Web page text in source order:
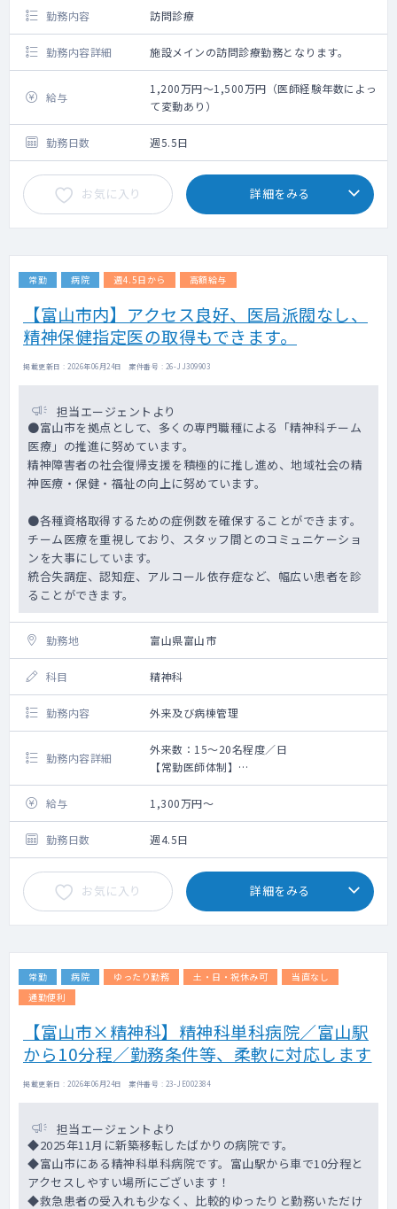
勤務内容 訪問診療
勤務内容詳細 施設メインの訪問診療勤務となります。
給与
1,200万円～1,500万円（医師経験年数によっ
て変動あり）
勤務日数 週5.5日
お気に入り 詳細をみる
常勤 病院 週4.5日から 高額給与
【富山市内】アクセス良好、医局派閥なし、
精神保健指定医の取得もできます。
掲載更新日 : 2026年06月24日 案件番号 : 26-JJ309903
担当エージェントより
●富山市を拠点として、多くの専門職種による「精神科チーム
医療」の推進に努めています。
精神障害者の社会復帰支援を積極的に推し進め、地域社会の精
神医療・保健・福祉の向上に努めています。
●各種資格取得するための症例数を確保することができます。
チーム医療を重視しており、スタッフ間とのコミュニケーショ
ンを大事にしています。
統合失調症、認知症、アルコール依存症など、幅広い患者を診
ることができます。
勤務地 富山県富山市
科目 精神科
勤務内容 外来及び病棟管理
勤務内容詳細
外来数：15～20名程度／日
【常勤医師体制】
10名以上（精神科、内科）
関連大学:富山大学
●外来
精神科外来 15～20名程度
●病棟
病棟管理 15床程度 ※措置入院あり
●当直
月2～4回程度（22,000円／回）
給与 1,300万円～
勤務日数 週4.5日
お気に入り 詳細をみる
常勤 病院 ゆったり勤務 土・日・祝休み可
当直なし
通勤便利
【富山市×精神科】精神科単科病院／富山駅
から10分程／勤務条件等、柔軟に対応します
掲載更新日 : 2026年06月24日 案件番号 : 23-JE002384
担当エージェントより
◆2025年11月に新築移転したばかりの病院です。
◆富山市にある精神科単科病院です。富山駅から車で10分程と
アクセスしやすい場所にございます！
◆救急患者の受入れも少なく、比較的ゆったりと勤務いただけ